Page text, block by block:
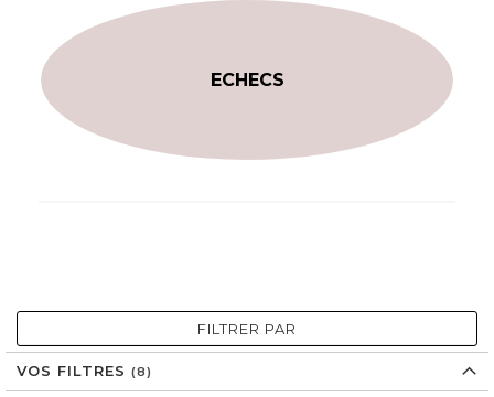
ECHECS
FILTRER PAR
VOS FILTRES